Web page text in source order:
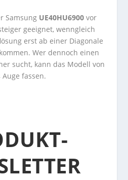
Samsung UE40HU6900 vor
geeignet, wenngleich
erst ab einer Diagonale
Wer dennoch einen
sucht, kann das Modell von
fassen.